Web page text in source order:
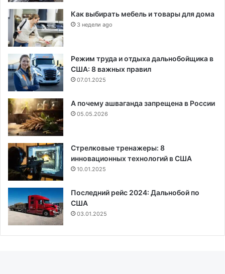
Как выбирать мебель и товары для дома
3 недели ago
Режим труда и отдыха дальнобойщика в
США: 8 важных правил
07.01.2025
А почему ашваганда запрещена в России
05.05.2026
Стрелковые тренажеры: 8
инновационных технологий в США
10.01.2025
Последний рейс 2024: Дальнобой по
США
03.01.2025